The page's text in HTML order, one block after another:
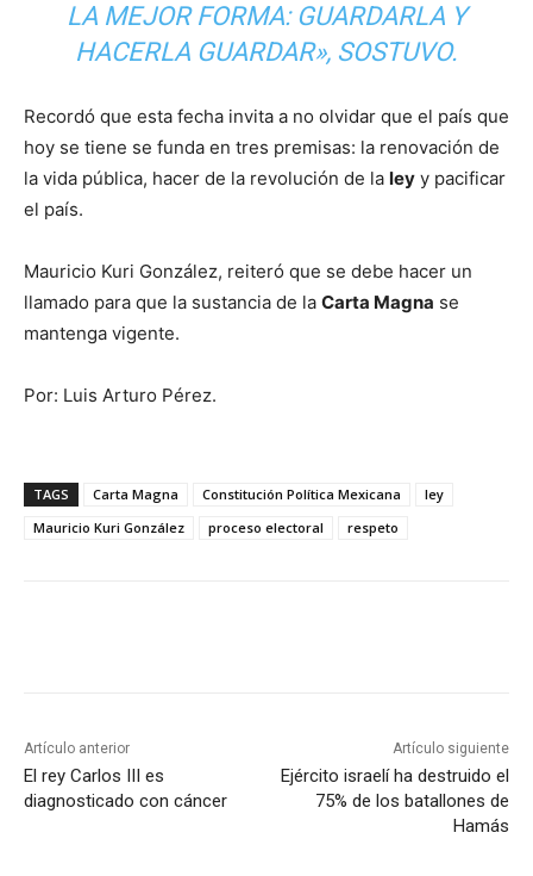
LA MEJOR FORMA: GUARDARLA Y
HACERLA GUARDAR», SOSTUVO.
Recordó que esta fecha invita a no olvidar que el país que
hoy se tiene se funda en tres premisas: la renovación de
la vida pública, hacer de la revolución de la ley y pacificar
el país.
Mauricio Kuri González, reiteró que se debe hacer un
llamado para que la sustancia de la Carta Magna se
mantenga vigente.
Por: Luis Arturo Pérez.
TAGS Carta Magna Constitución Política Mexicana
ley
Mauricio Kuri González
proceso electoral respeto
Artículo anterior
El rey Carlos III es
diagnosticado con cáncer
Artículo siguiente
Ejército israelí ha destruido el
75% de los batallones de
Hamás